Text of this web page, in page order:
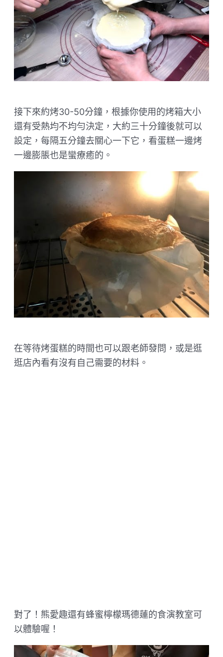
接下來約烤30-50分鐘，根據你使用的烤箱大小
還有受熱均不均勻決定，大約三十分鐘後就可以
設定，每隔五分鐘去關心一下它，看蛋糕一邊烤
一邊膨脹也是蠻療癒的。
在等待烤蛋糕的時間也可以跟老師發問，或是逛
逛店內看有沒有自己需要的材料。
對了！熊愛趣還有蜂蜜檸檬瑪德蓮的食演教室可
以體驗喔！